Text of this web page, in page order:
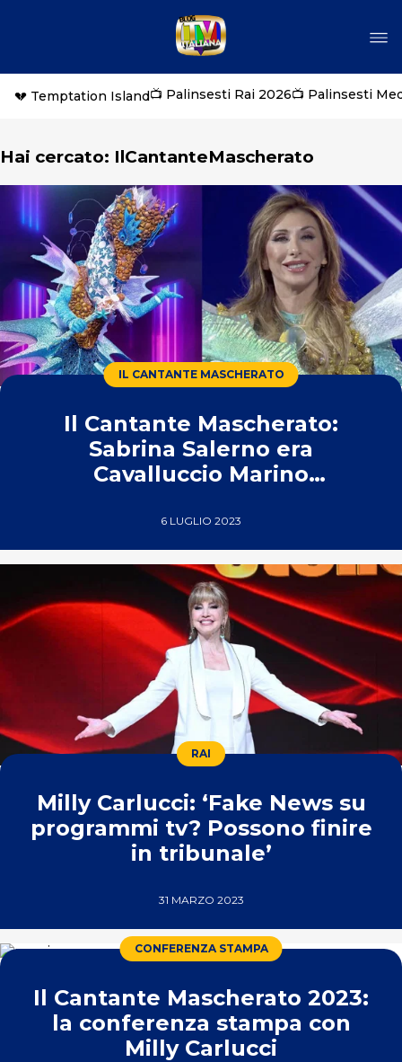
💔 Temptation Island📺 Palinsesti Rai 2026📺 Palinsesti
Hai cercato: IlCantanteMascherato
IL CANTANTE MASCHERATO
Il Cantante Mascherato:
Sabrina Salerno era
Cavalluccio Marino
6 LUGLIO 2023
RAI
Milly Carlucci: ‘Fake News su
programmi tv? Possono finire
in tribunale’
31 MARZO 2023
CONFERENZA STAMPA
Il Cantante Mascherato 2023:
la conferenza stampa con
Milly Carlucci